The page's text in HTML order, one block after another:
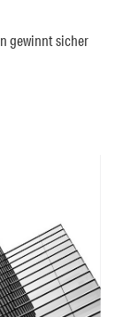
gewinnt sicher